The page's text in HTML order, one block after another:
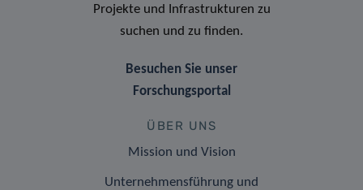
Projekte und Infrastrukturen zu
suchen und zu finden.
Besuchen Sie unser
Forschungsportal
ÜBER UNS
Mission und Vision
Unternehmensführung und